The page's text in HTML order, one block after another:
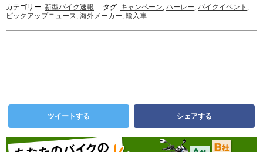
カテゴリー: 新型バイク速報 タグ: キャンペーン, ハーレー, バイクイベント ,
ピックアップニュース, 海外メーカー, 輸入車
ツイートする シェアする